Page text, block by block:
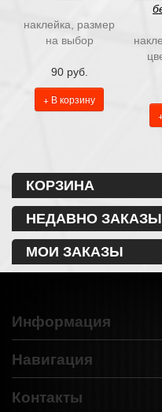
наклейка, размер
на выбор
90 руб.
+ В корзину
КОРЗИНА
НЕДАВНО
МОИ ЗАКАЗЫ
Информация
Навигация
Контакты